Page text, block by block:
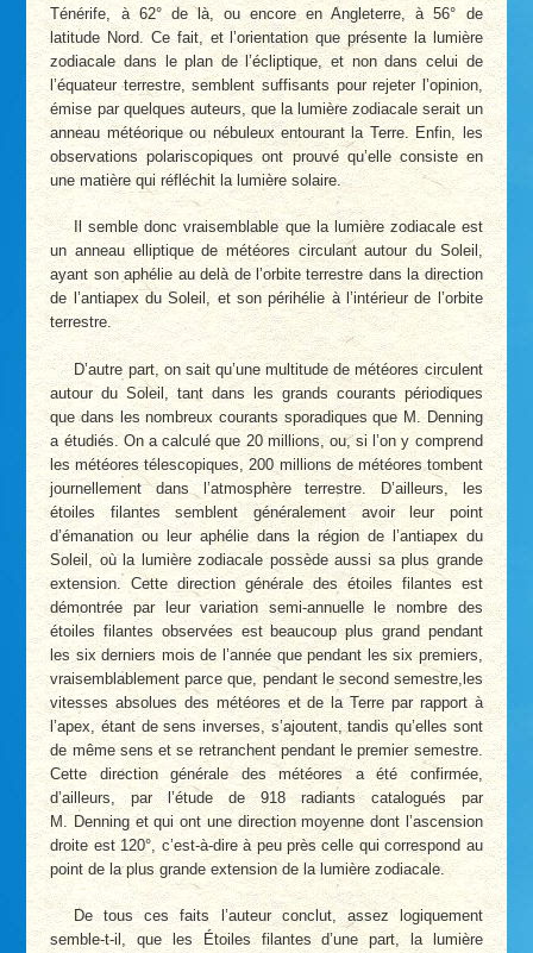
Ténérife, à 62° de là, ou encore en Angleterre, à 56° de
latitude Nord. Ce fait, et l’orientation que présente la lumière
zodiacale dans le plan de l’écliptique, et non dans celui de
l’équateur terrestre, semblent suffisants pour rejeter l’opinion,
émise par quelques auteurs, que la lumière zodiacale serait un
anneau météorique ou nébuleux entourant la Terre. Enfin, les
observations polariscopiques ont prouvé qu’elle consiste en
une matière qui réfléchit la lumière solaire.
Il semble donc vraisemblable que la lumière zodiacale est
un anneau elliptique de météores circulant autour du Soleil,
ayant son aphélie au delà de l’orbite terrestre dans la direction
de l’antiapex du Soleil, et son périhélie à l’intérieur de l’orbite
terrestre.
D’autre part, on sait qu’une multitude de météores circulent
autour du Soleil, tant dans les grands courants périodiques
que dans les nombreux courants sporadiques que M. Denning
a étudiés. On a calculé que 20 millions, ou, si l’on y comprend
les météores télescopiques, 200 millions de météores tombent
journellement dans l’atmosphère terrestre. D’ailleurs, les
étoiles filantes semblent généralement avoir leur point
d’émanation ou leur aphélie dans la région de l’antiapex du
Soleil, où la lumière zodiacale possède aussi sa plus grande
extension. Cette direction générale des étoiles filantes est
démontrée par leur variation semi-annuelle le nombre des
étoiles filantes observées est beaucoup plus grand pendant
les six derniers mois de l’année que pendant les six premiers,
vraisemblablement parce que, pendant le second semestre,les
vitesses absolues des météores et de la Terre par rapport à
l’apex, étant de sens inverses, s’ajoutent, tandis qu’elles sont
de même sens et se retranchent pendant le premier semestre.
Cette direction générale des météores a été confirmée,
d’ailleurs, par l’étude de 918 radiants catalogués par
M. Denning et qui ont une direction moyenne dont l’ascension
droite est 120°, c’est-à-dire à peu près celle qui correspond au
point de la plus grande extension de la lumière zodiacale.
De tous ces faits l’auteur conclut, assez logiquement
semble-t-il, que les Étoiles filantes d’une part, la lumière